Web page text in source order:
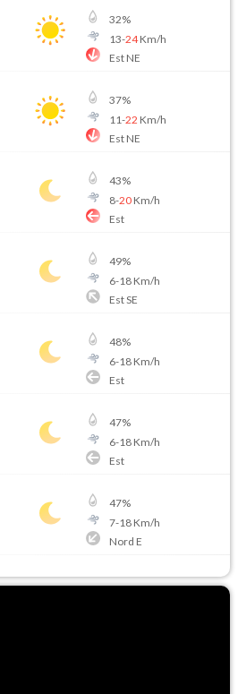
32%
13-24Km/h
Est NE
37%
11-22 Km/h
Est NE
43%
8-20Km/h
Est
49%
6-18Km/h
Est SE
48%
6-18Km/h
Est
47%
6-18Km/h
Est
47%
7-18Km/h
Nord E